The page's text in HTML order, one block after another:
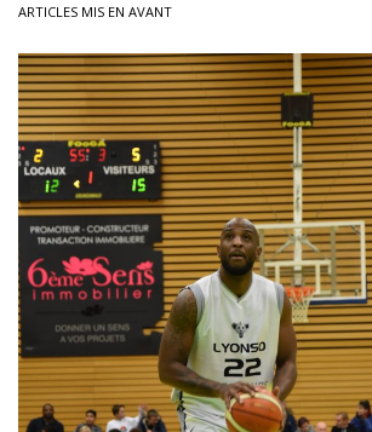
ARTICLES MIS EN AVANT